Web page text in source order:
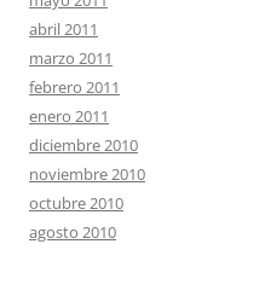
abril 2011
marzo 2011
febrero 2011
enero 2011
diciembre 2010
noviembre 2010
octubre 2010
agosto 2010